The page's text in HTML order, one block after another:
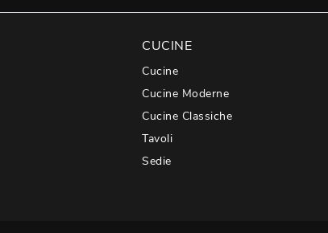
CUCINE
Cucine
Cucine Moderne
Cucine Classiche
Tavoli
Sedie